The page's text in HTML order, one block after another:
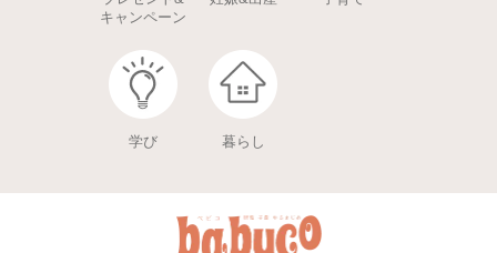
キャンペーン
学び 暮らし